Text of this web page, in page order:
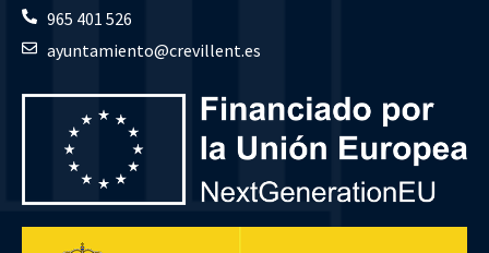
965 401 526
ayuntamiento@crevillent.es